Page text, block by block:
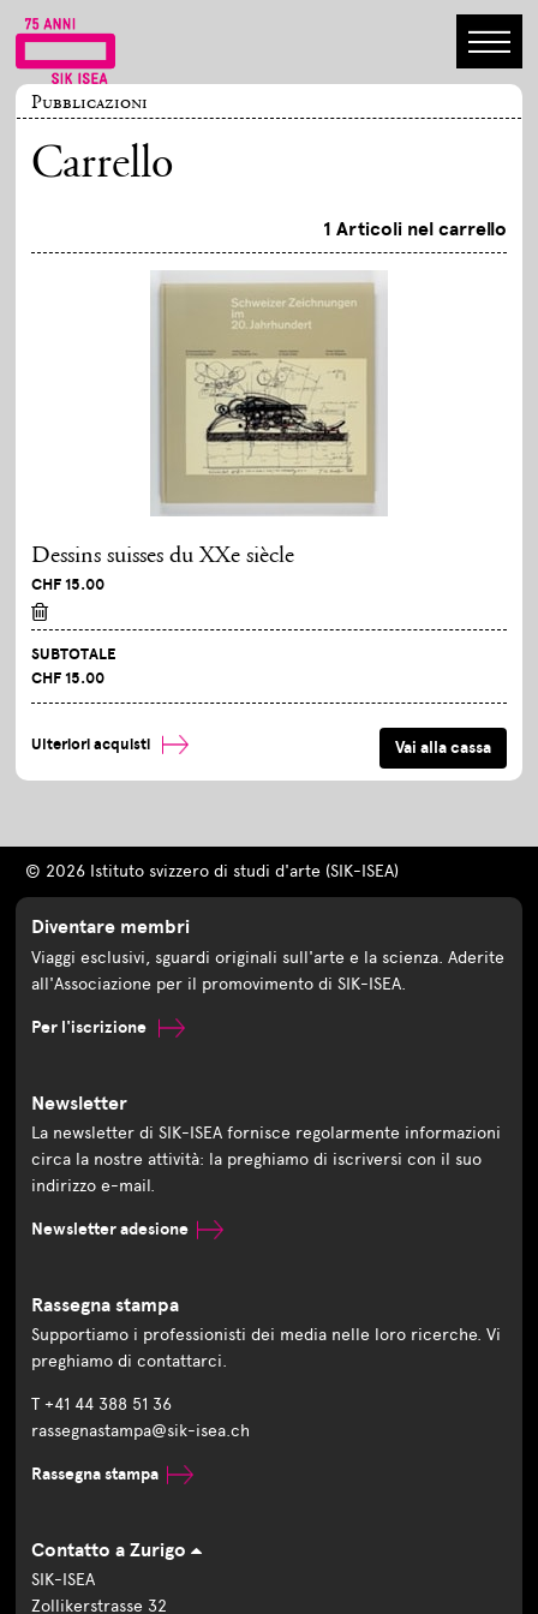
Pubblicazioni
Carrello
1 Articoli nel carrello
Dessins suisses du XXe siècle
CHF 15.00
SUBTOTALE
CHF 15.00
Ulteriori acquisti
© 2026 Istituto svizzero di studi d'arte (SIK-ISEA)
Diventare membri
Viaggi esclusivi, sguardi originali sull'arte e la scienza. Aderite
all'Associazione per il promovimento di SIK-ISEA.
Per l'iscrizione
Newsletter
La newsletter di SIK-ISEA fornisce regolarmente informazioni
circa la nostre attività: la preghiamo di iscriversi con il suo
indirizzo e-mail.
Newsletter adesione
Rassegna stampa
Supportiamo i professionisti dei media nelle loro ricerche. Vi
preghiamo di contattarci.
T +41 44 388 51 36
rassegnastampa@sik-isea.ch
Rassegna stampa
Contatto a Zurigo
SIK-ISEA
Zollikerstrasse 32